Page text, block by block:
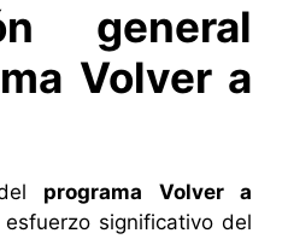
general
Volver a
programa Volver a
significativo del